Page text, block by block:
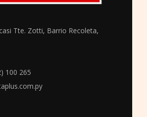
Tte. Zotti, Barrio Recoleta,
100 265